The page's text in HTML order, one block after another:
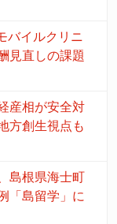
バイルクリニ
見直しの課題
産相が安全対
方創生視点も
島根県海士町
「島留学」に